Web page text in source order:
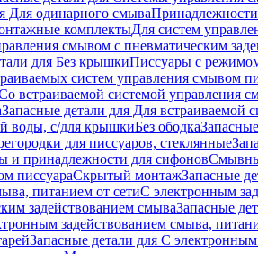
Для одинарного смыва
комплектыДля систем
смывом с пневматическим
для Без крышкиПиссуары с
систем управления смывом
встраиваемой системой управления
Запасные детали для Для встраиваемой
воды, с/для крышкиБез ободка
для писсуаров, стеклянные
и принадлежности для сифонов
писсуараСкрытый монтажЗапасные
питанием от сетиС электронным
задействованием смываЗапасные
задействованием смыва,
Запасные детали для С